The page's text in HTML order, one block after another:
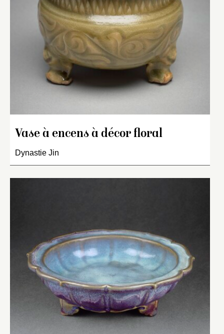
Vase à encens à décor floral
Dynastie Jin